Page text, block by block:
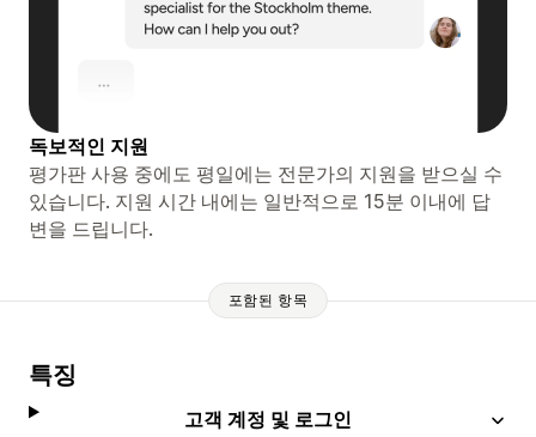
독보적인 지원
평가판 사용 중에도 평일에는 전문가의 지원을 받으실 수
있습니다. 지원 시간 내에는 일반적으로 15분 이내에 답
변을 드립니다.
포함된 항목
특징
고객 계정 및 로그인